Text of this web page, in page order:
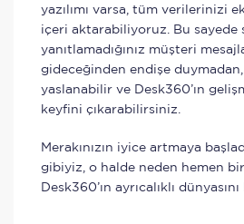
yazılımı varsa, tüm verilerinizi
içeri aktarabiliyoruz. Bu sayede
yanıtlamadığınız müşteri
gideceğinden endişe duymadan,
yaslanabilir ve Desk360’ın
keyfini çıkarabilirsiniz.
Merakınızın iyice artmaya
gibiyiz, o halde neden hemen bir
Desk360’ın ayrıcalıklı